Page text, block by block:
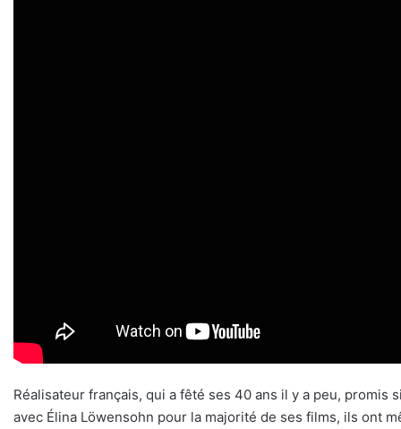
Réalisateur français, qui a fêté ses 40 ans il y a peu,
avec Élina Löwensohn pour la majorité de ses films, ils ont